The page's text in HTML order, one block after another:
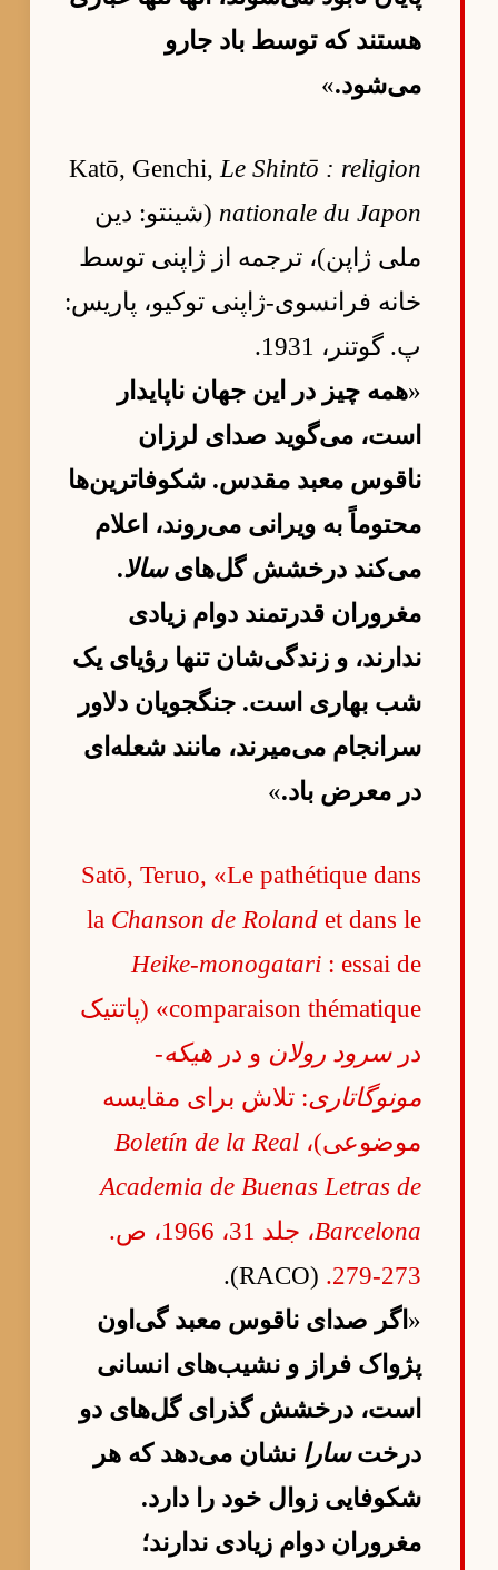
هستند که توسط باد جارو
می‌شود.»
Katō, Genchi, Le Shintō : religion
nationale du Japon (شینتو: دین
ملی ژاپن)، ترجمه از ژاپنی توسط
خانه فرانسوی-ژاپنی توکیو، پاریس:
پ. گوتنر، 1931.
«همه چیز در این جهان ناپایدار
است، می‌گوید صدای لرزان
ناقوس معبد مقدس. شکوفاترین‌ها
محتوماً به ویرانی می‌روند، اعلام
می‌کند درخشش گل‌هایسالا.
مغروران قدرتمند دوام زیادی
ندارند، و زندگی‌شان تنها رؤیای یک
شب بهاری است. جنگجویان دلاور
سرانجام می‌میرند، مانند شعله‌ای
در معرض باد.»
Satō, Teruo, «Le pathétique dans
la Chanson de Roland et dans le
Heike-monogatari : essai de
comparaison thématique» (پاتتیک
درسرود رولان و در هیکه-
مونوگاتاری: تلاش برای مقایسه
موضوعی)، Boletín de la Real
Academia de Buenas Letras de
Barcelona
، جلد 31، 1966، ص.
273-279.
(RACO).
« اگر صدای ناقوس معبد گی‌اون
پژواک فراز و نشیب‌های انسانی
است، درخشش گذرای گل‌های دو
درختسارا نشان می‌دهد که هر
شکوفایی زوال خود را دارد.
مغروران دوام زیادی ندارند؛